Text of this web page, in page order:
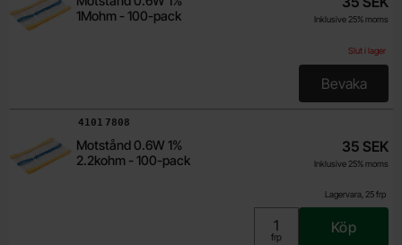
1Mohm - 100-pack
Slut i lager
Inklusive 25% moms
Bevaka
,
Motstånd 0.6W 1%
2.2kohm - 100-pack
Art. nr
4101 7808
Lagervara, 25 frp
35 SEK
Inklusive 25% moms
Enhet:
frp
Köp